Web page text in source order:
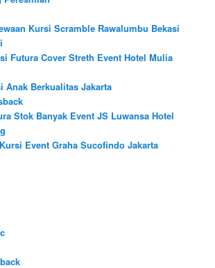
Kursi Scramble Rawalumbu Bekasi
Futura Cover Streth Event Hotel Mulia
Anak Berkualitas Jakarta
Stok Banyak Event JS Luwansa Hotel
Event Graha Sucofindo Jakarta